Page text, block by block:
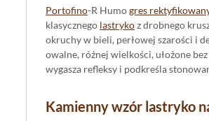
Portofino-R Humogres
klasycznego lastrykoz drobnego
okruchy w bieli, perłowej szarości i
owalne, różnej wielkości, ułożone
wygasza refleksy i podkreśla
Kamienny wzór lastryko